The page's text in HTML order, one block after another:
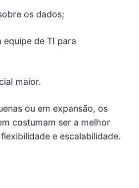
os dados;
equipe de TI para
maior.
ou em expansão, os
costumam ser a melhor
e escalabilidade.